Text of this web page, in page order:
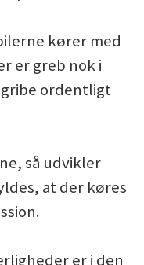
kører med
er greb nok i
ordentligt
så udvikler
at der køres
er i den